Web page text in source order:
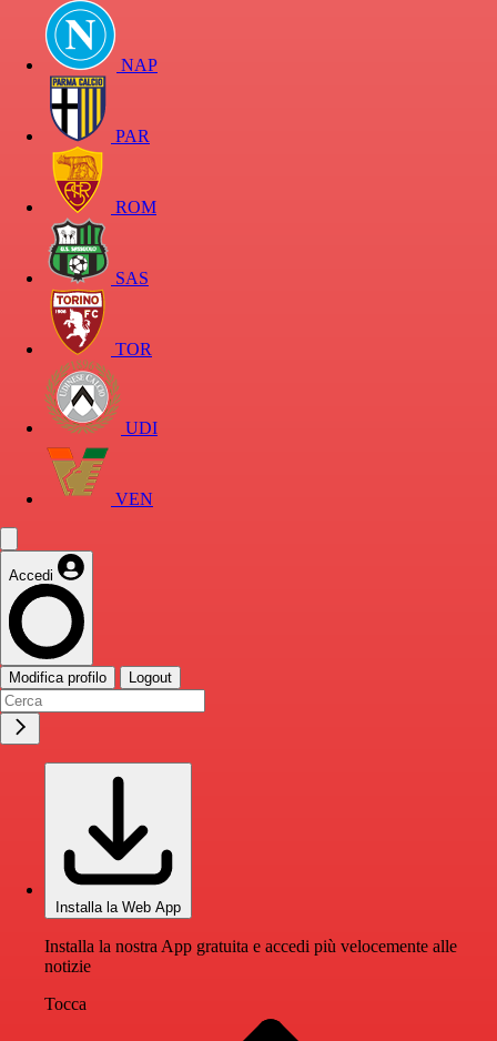
NAP
PAR
ROM
SAS
TOR
UDI
VEN
Accedi
Modifica profilo Logout
Installa la Web App
Installa la nostra App gratuita e accedi più velocemente alle
notizie
Tocca